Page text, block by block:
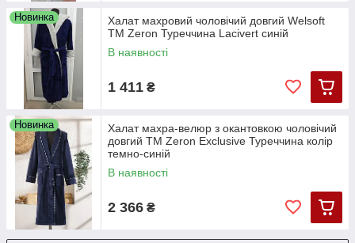
Новинка
Халат махровий чоловічий довгий Welsoft
TM Zeron Туреччина Lacivert синій
В наявності
1 411 ₴
Новинка
Халат махра-велюр з окантовкою чоловічий
довгий TM Zeron Exclusive Туреччина колір
темно-синій
В наявності
2 366 ₴